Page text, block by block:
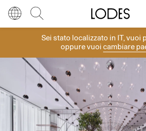
Sei stato localizzato in IT, vuoi
oppure vuoicambiare
LinguaItaliano
Italiano
English
Français
Regione
Europa
Nord America
Store locator Press room
Diesel Living with Lodes
Progetti